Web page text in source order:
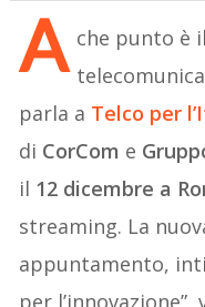
A che punto è
parla a Telco per
di CorCom e
il 12 dicembre a
streaming. La
appuntamento,
per